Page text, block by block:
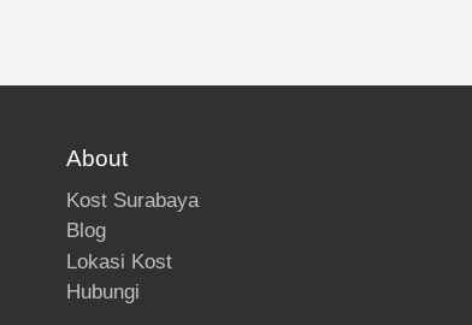
About
Kost Surabaya
Blog
Lokasi Kost
Hubungi